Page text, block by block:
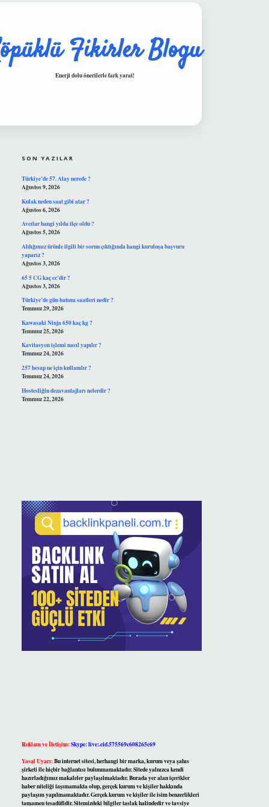
Fikirler Blogu
Enerji dolu önerilerle fark yarat!
SON YAZILAR
Türkiye’de 57. Alay nerede ?
Ağustos 9, 2026
Kulak neden saat gibi atar ?
Ağustos 6, 2026
Avcılar hangi yılda ilçe oldu ?
Ağustos 5, 2026
Aldığımız ürünle ilgili bir sorun çıktığında hangi kuruluşa başvuru
yaparız ?
Ağustos 3, 2026
65 5 CG kaç cc’dir ?
Ağustos 3, 2026
Türkiye’de gün batımı saatleri nedir ?
Temmuz 29, 2026
Kawasaki Ninja 650 kaç kg ?
Temmuz 25, 2026
Kavitasyon işlemi nasıl yapılır ?
Temmuz 24, 2026
257 hesap ne için kullanılır ?
Temmuz 24, 2026
Hostesliğin dezavantajları nelerdir ?
Temmuz 22, 2026
Reklam ve İletişim:Skype: live:.cid.575569c608265c69
Yasal Uyarı:Bu internet sitesi, herhangi bir marka, kurum veya şahıs
şirketi ile hiçbir bağlantısı bulunmamaktadır. Sitede yalnızca kendi
hazırladığımız makaleler paylaşılmaktadır. Burada yer alan içerikler
haber niteliği taşımamakta olup, gerçek kurum ve kişiler hakkında
paylaşım yapılmamaktadır. Gerçek kurum ve kişiler ile isim benzerlikleri
tamamen tesadüfidir. Sitemizdeki bilgiler taslak halindedir ve tavsiye